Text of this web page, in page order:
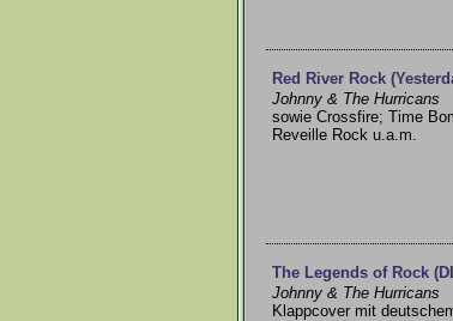
Red River Rock
Johnny & The Hurricans
sowie Crossfire; Time
Reveille Rock u.a.m.
The Legends of Rock
Johnny & The Hurricans
Klappcover mit